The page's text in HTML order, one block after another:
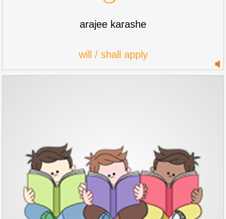
arajee karashe
will / shall apply